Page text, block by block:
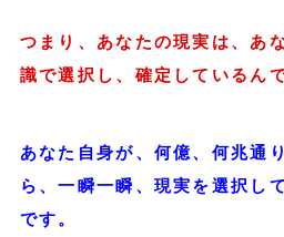
つまり、あなたの現実は、あ
識で選択し、確定しているんで
あなた自身が、何億、何兆通
ら、一瞬一瞬、現実を選択し
です。